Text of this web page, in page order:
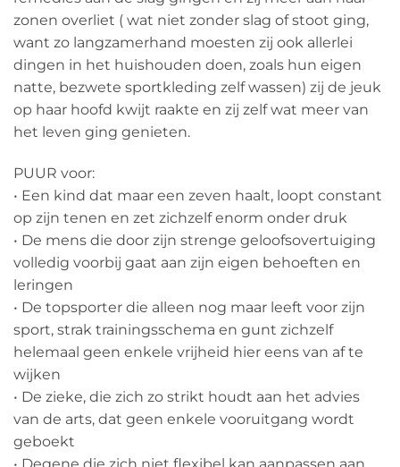
zonen overliet ( wat niet zonder slag of stoot ging,
want zo langzamerhand moesten zij ook allerlei
dingen in het huishouden doen, zoals hun eigen
natte, bezwete sportkleding zelf wassen) zij de jeuk
op haar hoofd kwijt raakte en zij zelf wat meer van
het leven ging genieten.
PUUR voor:
• Een kind dat maar een zeven haalt, loopt constant
op zijn tenen en zet zichzelf enorm onder druk
• De mens die door zijn strenge geloofsovertuiging
volledig voorbij gaat aan zijn eigen behoeften en
leringen
• De topsporter die alleen nog maar leeft voor zijn
sport, strak trainingsschema en gunt zichzelf
helemaal geen enkele vrijheid hier eens van af te
wijken
• De zieke, die zich zo strikt houdt aan het advies
van de arts, dat geen enkele vooruitgang wordt
geboekt
• Degene die zich niet flexibel kan aanpassen aan